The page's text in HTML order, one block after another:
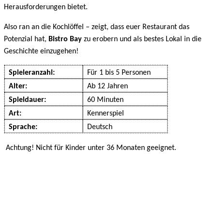
Herausforderungen bietet.
Also ran an die Kochlöffel – zeigt, dass euer Restaurant das
Potenzial hat, Bistro Bay zu erobern und als bestes Lokal in die
Geschichte einzugehen!
Spieleranzahl:
Für 1 bis 5 Personen
Alter:
Ab 12 Jahren
Spieldauer:
60 Minuten
Art:
Kennerspiel
Sprache:
Deutsch
Achtung! Nicht für Kinder unter 36 Monaten geeignet.